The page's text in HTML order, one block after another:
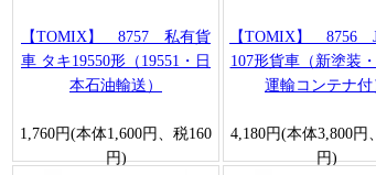
【TOMIX】 8757 私有貨
車 タキ19550形（19551・日
本石油輸送）
1,760円(本体1,600円、税160
円)
【TOMIX】 8756
107形貨車（新塗装
運輸コンテナ付
4,180円(本体3,800円
円)